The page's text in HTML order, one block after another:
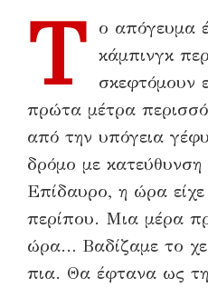
Τ
ο απόγευμα
κάμπινγκ
σκεφτόμουν
πρώτα μέτρα
από την υπόγεια
δρόμο με
Επίδαυρο, η ώρα
περίπου. Μια μέρα
ώρα… Βαδίζαμε το
πια. Θα έφτανα ως